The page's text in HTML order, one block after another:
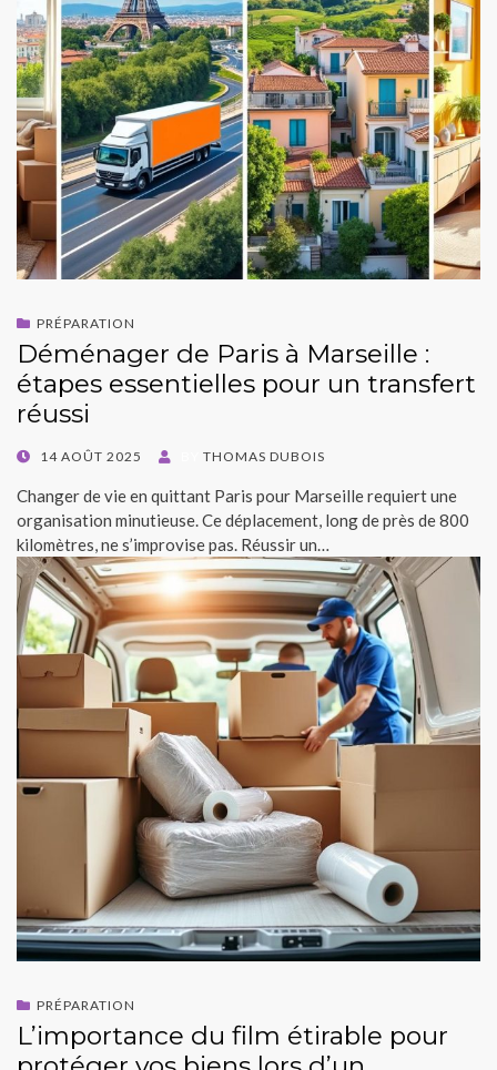
PRÉPARATION
Déménager de Paris à Marseille :
étapes essentielles pour un transfert
réussi
POSTED14 AOÛT 2025 THOMAS DUBOIS
Changer de vie en quittant Paris pour Marseille requiert une
organisation minutieuse. Ce déplacement, long de près de 800
kilomètres, ne s’improvise pas. Réussir un…
PRÉPARATION
L’importance du film étirable pour